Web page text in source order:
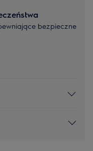
bezpieczne